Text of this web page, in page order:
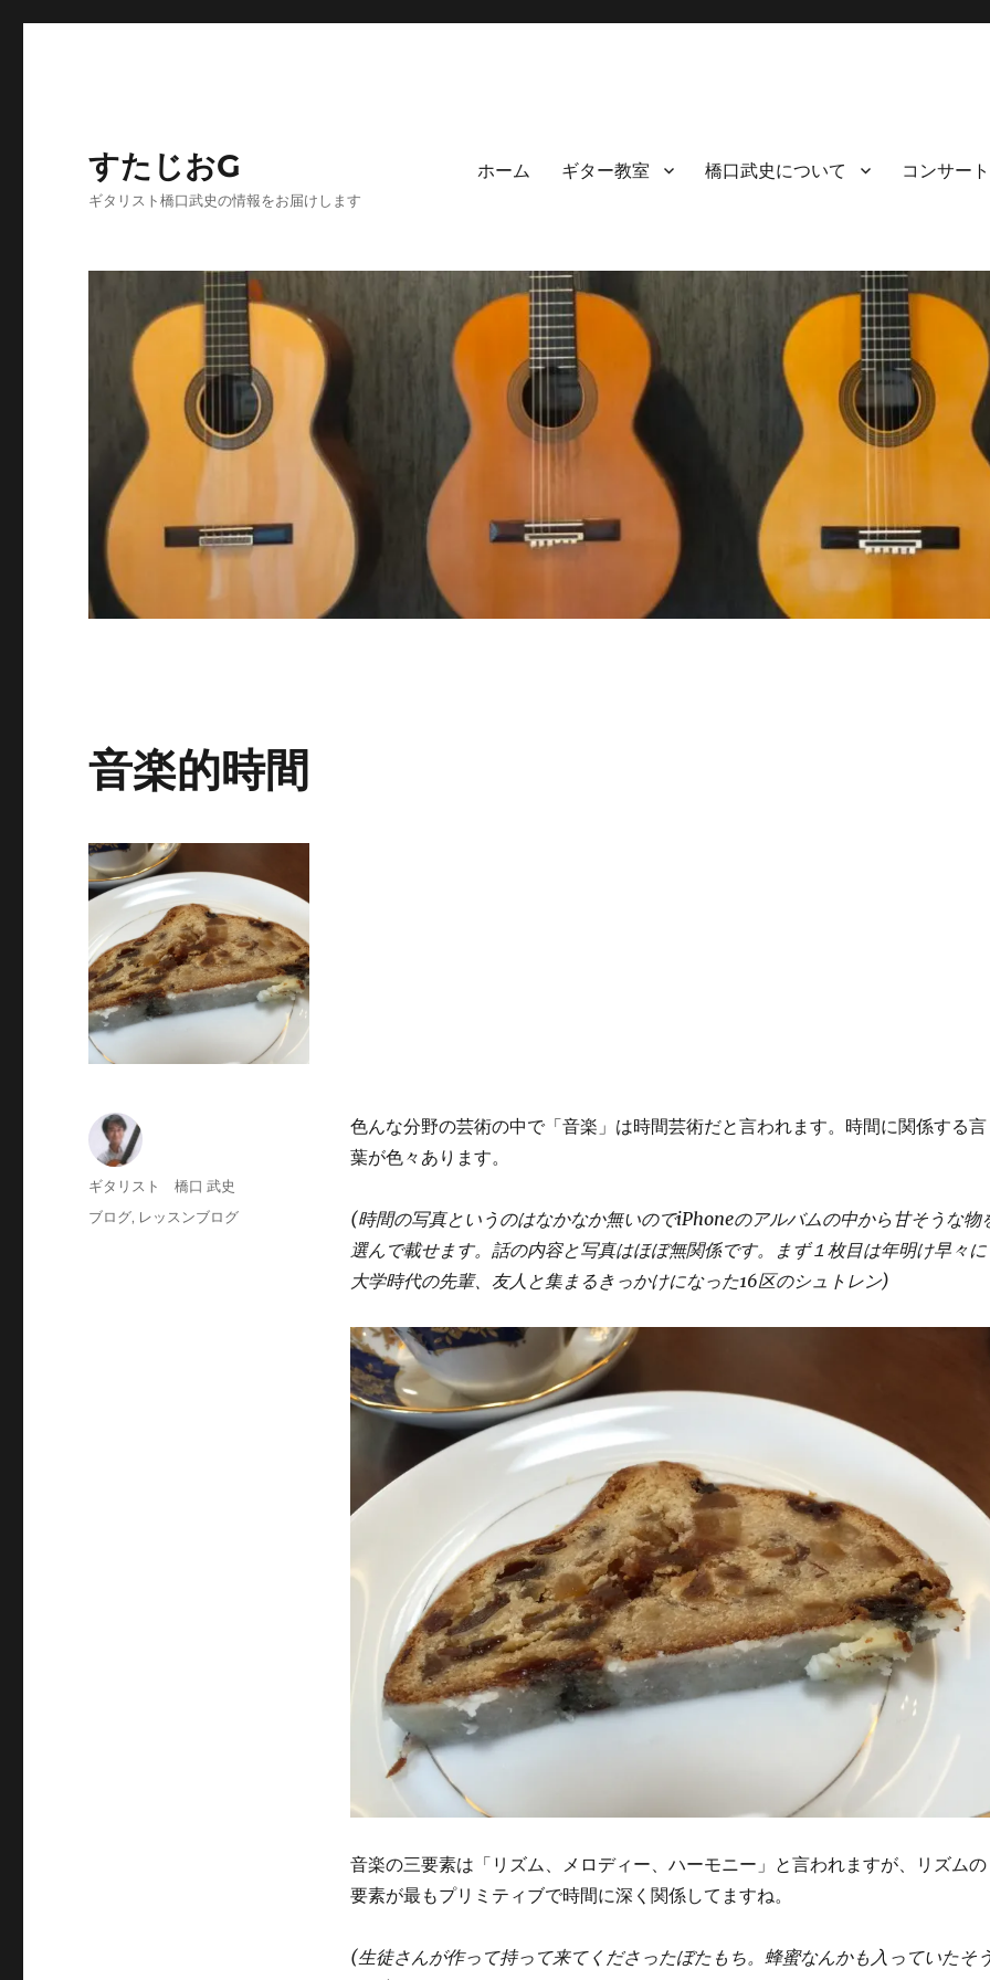
すたじおG
ギタリスト橋口武史の情報をお届けします
ホーム ギター教室 橋口武史について コンサート
音楽的時間
色んな分野の芸術の中で「音楽」は時間芸術だと言われます。時間に関係する言
葉が色々あります。
(時間の写真というのはなかなか無いのでiPhoneのアルバムの中から甘そうな物
選んで載せます。話の内容と写真はほぼ無関係です。まず１枚目は年明け早々に
大学時代の先輩、友人と集まるきっかけになった16区のシュトレン)
音楽の三要素は「リズム、メロディー、ハーモニー」と言われますが、リズムの
要素が最もプリミティブで時間に深く関係してますね。
(生徒さんが作って持って来てくださったぼたもち。蜂蜜なんかも入っていたそ
投
稿
ギタリスト 橋口 武史
投
カ
ブログ, レッスンブログ